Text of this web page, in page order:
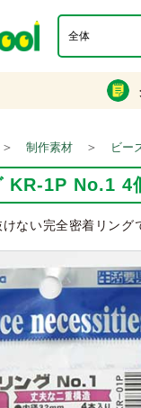
＞ 制作素材 ＞ ビー
KR-1P No.1 4
ない完全密着リング